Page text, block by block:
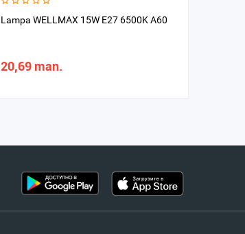
Lampa WELLMAX 15W E27 6500K A60
20,69 man.